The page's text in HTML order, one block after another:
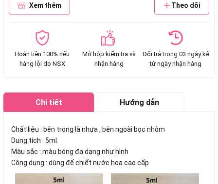
Xem thêm Theo dõi
Hoàn tiền 100% nếu
hàng lỗi do NSX
Mở hộp kiểm tra và
nhận hàng
Đổi trả trong 03 ngày kể
từ ngày nhận hàng
Chi tiết Hướng dẫn
Chất liệu : bên trong là nhựa , bên ngoài bọc nhôm
Dung tích : 5ml
Màu sắc : màu bóng đa dạng như hình
Công dụng : dùng để chiết nước hoa cao cấp